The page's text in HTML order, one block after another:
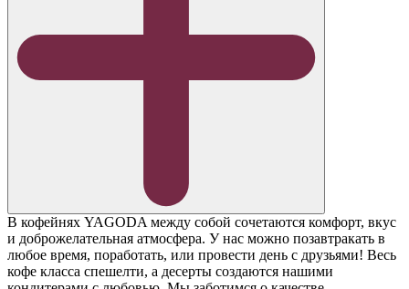
В кофейнях YAGODA между собой сочетаются комфорт, вкус
и доброжелательная атмосфера. У нас можно позавтракать в
любое время, поработать, или провести день с друзьями! Весь
кофе класса спешелти, а десерты создаются нашими